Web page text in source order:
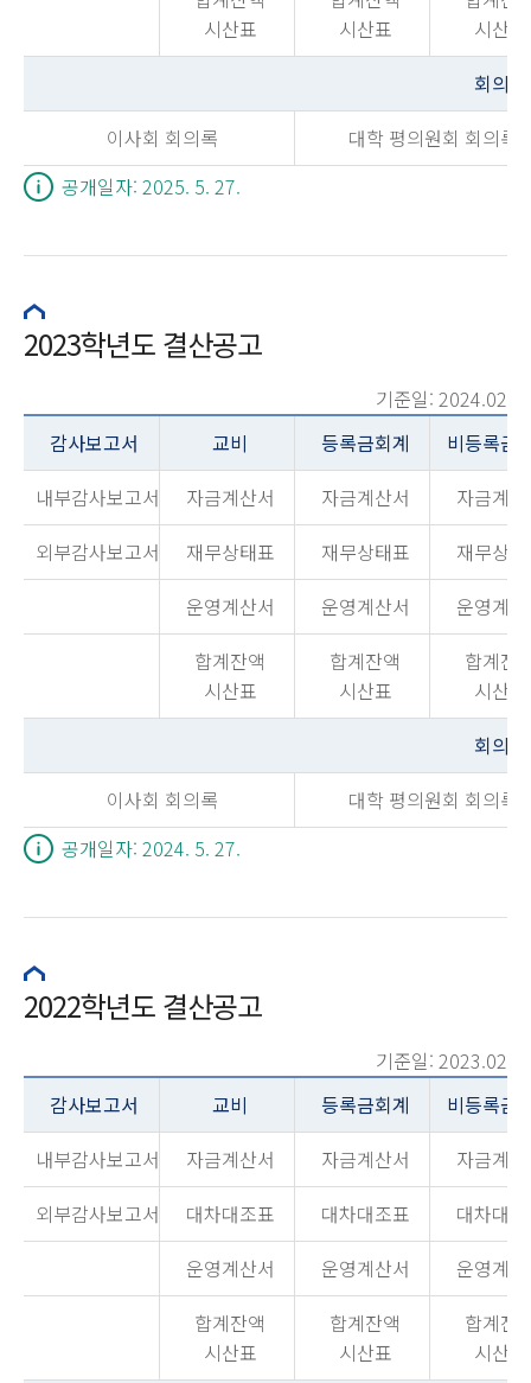
시산표
시산표
시산표
회의록
이사회 회의록
대학 평의원회 회의록
공개일자: 2025. 5. 27.
2023학년도 결산공고
기준일: 2024.02
감사보고서
교비 등록금회계
비등록금
내부감사보고서
자금계산서 자금계산서
자금계
외부감사보고서
재무상태표 재무상태표
재무상
운영계산서
운영계산서
운영계
합계잔액
시산표
합계잔액
시산표
합계잔
시산표
회의록
이사회 회의록
대학 평의원회 회의록
공개일자: 2024. 5. 27.
2022학년도 결산공고
기준일: 2023.02
감사보고서
교비 등록금회계
비등록금
내부감사보고서
자금계산서 자금계산서
자금계
외부감사보고서
대차대조표 대차대조표
대차대
운영계산서
운영계산서
운영계
합계잔액
시산표
합계잔액
시산표
합계잔
시산표